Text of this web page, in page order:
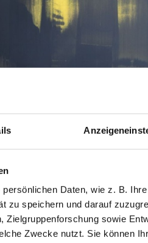
persönlichen Daten, wie z. B.
zu speichern und darauf
Zielgruppenforschung sowie
Zwecke nutzt. Sie können
Germain Prévost gilt der
der Völklinger Hütte zur
Spontanität und Zufall
erwidernd, wandte er eine
von ihm gesteuerten